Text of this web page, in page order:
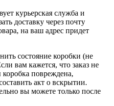
курьерская служба и
доставку через почту
на ваш адрес придет
состояние коробки (не
вам кажется, что заказ не
коробка повреждена,
акт о вскрытии.
вы можете только после